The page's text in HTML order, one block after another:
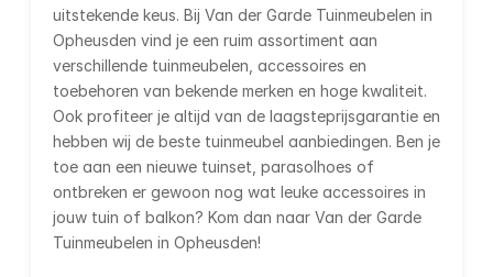
uitstekende keus. Bij Van der Garde Tuinmeubelen in
Opheusden vind je een ruim assortiment aan
verschillende tuinmeubelen, accessoires en
toebehoren van bekende merken en hoge kwaliteit.
Ook profiteer je altijd van de laagsteprijsgarantie en
hebben wij de beste tuinmeubel aanbiedingen. Ben je
toe aan een nieuwe tuinset, parasolhoes of
ontbreken er gewoon nog wat leuke accessoires in
jouw tuin of balkon? Kom dan naar Van der Garde
Tuinmeubelen in Opheusden!